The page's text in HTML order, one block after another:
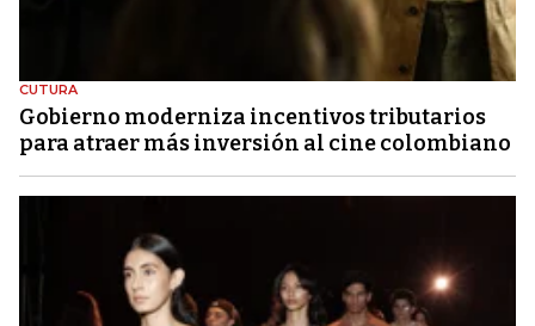
CUTURA
Gobierno moderniza incentivos tributarios
para atraer más inversión al cine colombiano